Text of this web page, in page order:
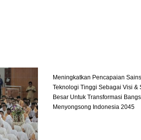
Meningkatkan Pencapaian
Teknologi Tinggi Sebagai Visi &
Besar Untuk Transformasi
Menyongsong Indonesia 2045